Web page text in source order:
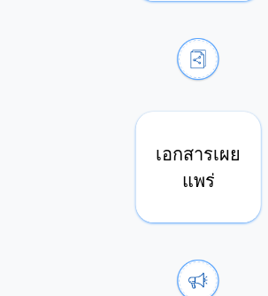
เอกสารเผย
แพร่